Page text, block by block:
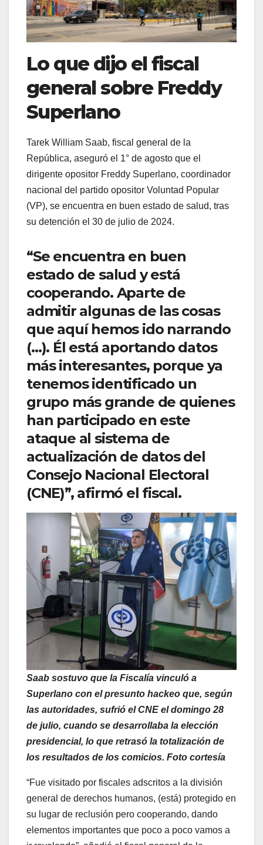
Lo que dijo el fiscal
general sobre Freddy
Superlano
Tarek William Saab, fiscal general de la
República, aseguró el 1° de agosto que el
dirigente opositor Freddy Superlano, coordinador
nacional del partido opositor Voluntad Popular
(VP), se encuentra en buen estado de salud, tras
su detención el 30 de julio de 2024.
“Se encuentra en buen
estado de salud y está
cooperando. Aparte de
admitir algunas de las cosas
que aquí hemos ido narrando
(…). Él está aportando datos
más interesantes, porque ya
tenemos identificado un
grupo más grande de quienes
han participado en este
ataque al sistema de
actualización de datos del
Consejo Nacional Electoral
(CNE)”, afirmó el fiscal.
Saab sostuvo que la Fiscalía vinculó a
Superlano con el presunto hackeo que, según
las autoridades, sufrió el CNE el domingo 28
de julio, cuando se desarrollaba la elección
presidencial, lo que retrasó la totalización de
los resultados de los comicios. Foto cortesía
“Fue visitado por fiscales adscritos a la división
general de derechos humanos, (está) protegido en
su lugar de reclusión pero cooperando, dando
elementos importantes que poco a poco vamos a